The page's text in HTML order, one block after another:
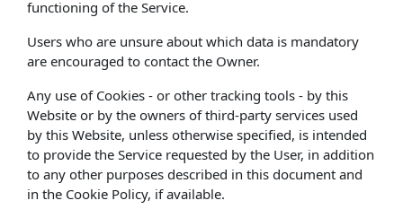
functioning of the Service.
Users who are unsure about which data is mandatory
are encouraged to contact the Owner.
Any use of Cookies - or other tracking tools - by this
Website or by the owners of third-party services used
by this Website, unless otherwise specified, is intended
to provide the Service requested by the User, in addition
to any other purposes described in this document and
in the Cookie Policy, if available.